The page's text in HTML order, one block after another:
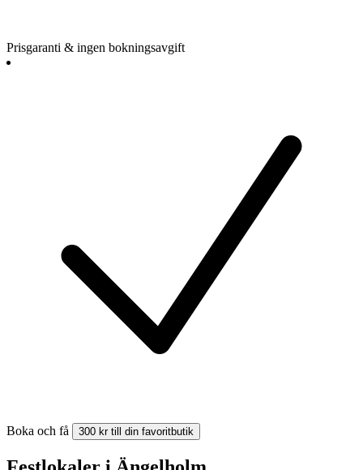
Prisgaranti & ingen bokningsavgift
Boka och få 300 kr till din favoritbutik